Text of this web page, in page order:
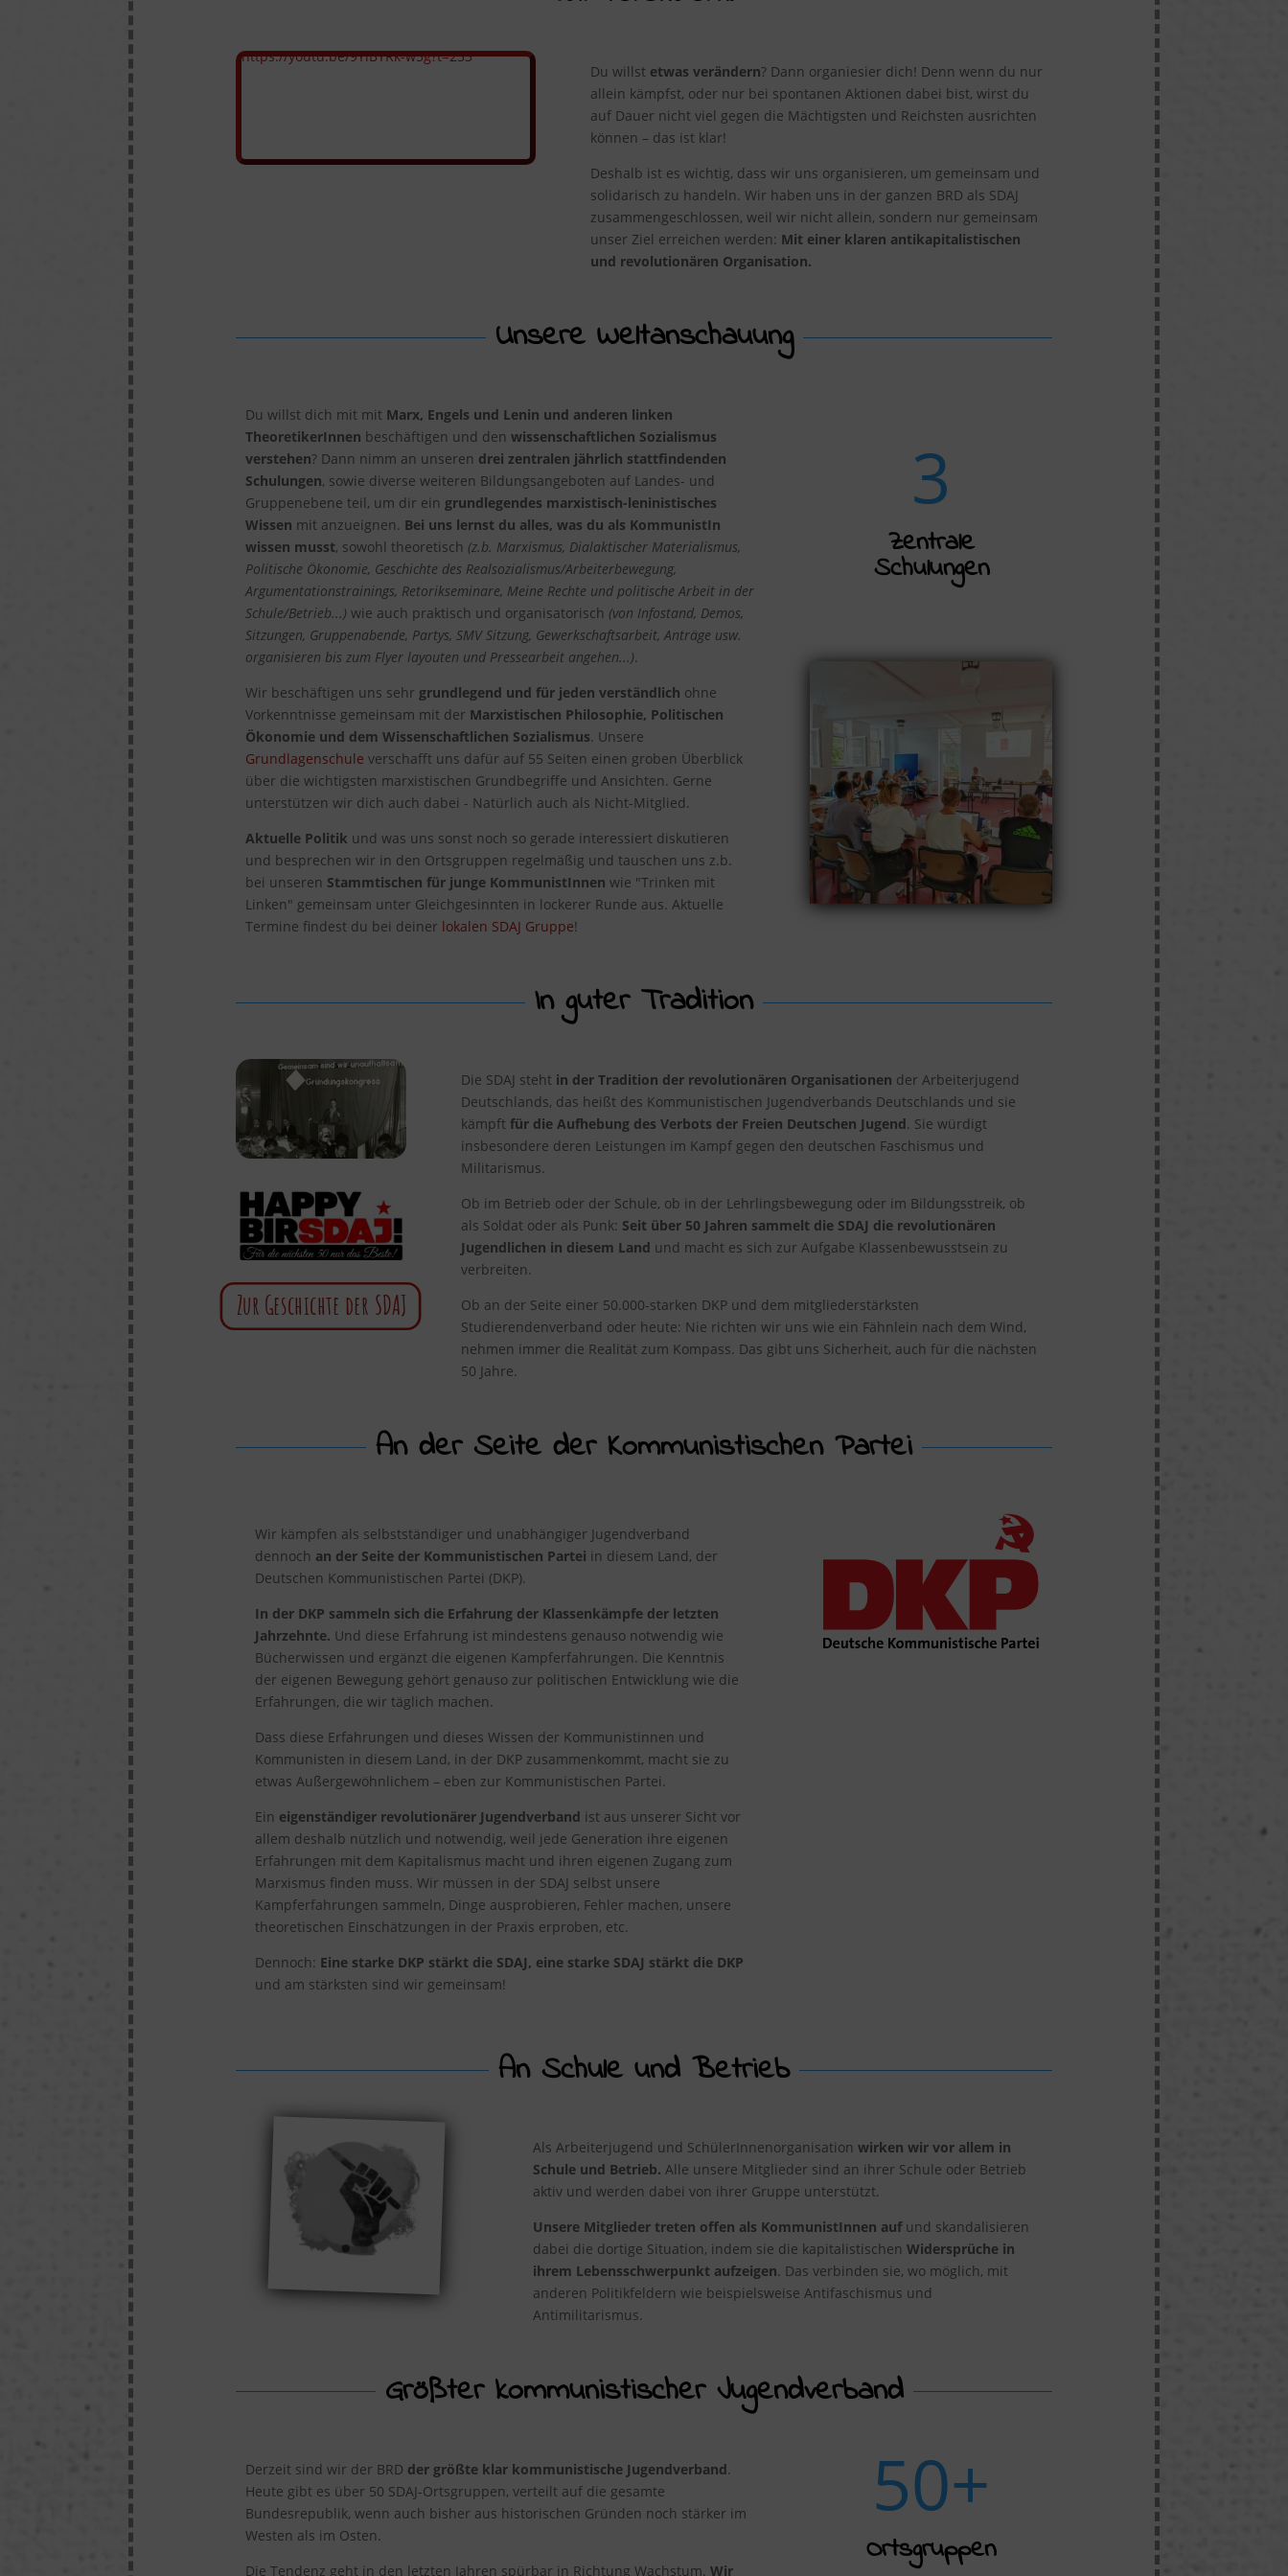
https://youtu.be/9YiBYRk-w5g?t=253
Du willst etwas verändern? Dann organiesier dich! Denn wenn du nur
allein kämpfst, oder nur bei spontanen Aktionen dabei bist, wirst du
auf Dauer nicht viel gegen die Mächtigsten und Reichsten ausrichten
können – das ist klar!
Deshalb ist es wichtig, dass wir uns organisieren, um gemeinsam und
solidarisch zu handeln. Wir haben uns in der ganzen BRD als SDAJ
zusammengeschlossen, weil wir nicht allein, sondern nur gemeinsam
unser Ziel erreichen werden: Mit einer klaren antikapitalistischen
und revolutionären Organisation.
Unsere Weltanschauung
Du willst dich mit mit Marx, Engels und Lenin und anderen linken
TheoretikerInnen beschäftigen und den wissenschaftlichen Sozialismus
verstehen? Dann nimm an unseren drei zentralen jährlich stattfindenden
Schulungen, sowie diverse weiteren Bildungsangeboten auf Landes- und
Gruppenebene teil, um dir ein grundlegendes marxistisch-leninistisches
Wissen mit anzueignen. Bei uns lernst du alles, was du als KommunistIn
wissen musst, sowohl theoretisch (z.b. Marxismus, Dialaktischer Materialismus,
Politische Ökonomie, Geschichte des Realsozialismus/Arbeiterbewegung,
Argumentationstrainings, Retorikseminare, Meine Rechte und politische Arbeit in der
Schule/Betrieb...) wie auch praktisch und organisatorisch (von Infostand, Demos,
Sitzungen, Gruppenabende, Partys, SMV Sitzung, Gewerkschaftsarbeit, Anträge usw.
organisieren bis zum Flyer layouten und Pressearbeit angehen...).
Wir beschäftigen uns sehr grundlegend und für jeden verständlich ohne
Vorkenntnisse gemeinsam mit der Marxistischen Philosophie, Politischen
Ökonomie und dem Wissenschaftlichen Sozialismus. Unsere
Grundlagenschule verschafft uns dafür auf 55 Seiten einen groben Überblick
über die wichtigsten marxistischen Grundbegriffe und Ansichten. Gerne
unterstützen wir dich auch dabei - Natürlich auch als Nicht-Mitglied.
Aktuelle Politik und was uns sonst noch so gerade interessiert diskutieren
und besprechen wir in den Ortsgruppen regelmäßig und tauschen uns z.b.
bei unseren Stammtischen für junge KommunistInnen wie "Trinken mit
Linken" gemeinsam unter Gleichgesinnten in lockerer Runde aus. Aktuelle
Termine findest du bei deiner lokalen SDAJ Gruppe!
3
Zentrale
Schulungen
In guter Tradition
Zur Geschichte der SDAJ
Die SDAJ steht in der Tradition der revolutionären Organisationen der Arbeiterjugend
Deutschlands, das heißt des Kommunistischen Jugendverbands Deutschlands und sie
kämpft für die Aufhebung des Verbots der Freien Deutschen Jugend. Sie würdigt
insbesondere deren Leistungen im Kampf gegen den deutschen Faschismus und
Militarismus.
Ob im Betrieb oder der Schule, ob in der Lehrlingsbewegung oder im Bildungsstreik, ob
als Soldat oder als Punk: Seit über 50 Jahren sammelt die SDAJ die revolutionären
Jugendlichen in diesem Land und macht es sich zur Aufgabe Klassenbewusstsein zu
verbreiten.
Ob an der Seite einer 50.000-starken DKP und dem mitgliederstärksten
Studierendenverband oder heute: Nie richten wir uns wie ein Fähnlein nach dem Wind,
nehmen immer die Realität zum Kompass. Das gibt uns Sicherheit, auch für die nächsten
50 Jahre.
An der Seite der Kommunistischen Partei
Wir kämpfen als selbstständiger und unabhängiger Jugendverband
dennoch an der Seite der Kommunistischen Partei in diesem Land, der
Deutschen Kommunistischen Partei (DKP).
In der DKP sammeln sich die Erfahrung der Klassenkämpfe der letzten
Jahrzehnte. Und diese Erfahrung ist mindestens genauso notwendig wie
Bücherwissen und ergänzt die eigenen Kampferfahrungen. Die Kenntnis
der eigenen Bewegung gehört genauso zur politischen Entwicklung wie die
Erfahrungen, die wir täglich machen.
Dass diese Erfahrungen und dieses Wissen der Kommunistinnen und
Kommunisten in diesem Land, in der DKP zusammenkommt, macht sie zu
etwas Außergewöhnlichem – eben zur Kommunistischen Partei.
Ein eigenständiger revolutionärer Jugendverband ist aus unserer Sicht vor
allem deshalb nützlich und notwendig, weil jede Generation ihre eigenen
Erfahrungen mit dem Kapitalismus macht und ihren eigenen Zugang zum
Marxismus finden muss. Wir müssen in der SDAJ selbst unsere
Kampferfahrungen sammeln, Dinge ausprobieren, Fehler machen, unsere
theoretischen Einschätzungen in der Praxis erproben, etc.
Dennoch: Eine starke DKP stärkt die SDAJ, eine starke SDAJ stärkt die DKP
und am stärksten sind wir gemeinsam!
An Schule und Betrieb
Als Arbeiterjugend und SchülerInnenorganisation wirken wir vor allem in
Schule und Betrieb. Alle unsere Mitglieder sind an ihrer Schule oder Betrieb
aktiv und werden dabei von ihrer Gruppe unterstützt.
Unsere Mitglieder treten offen als KommunistInnen aufund skandalisieren
dabei die dortige Situation, indem sie die kapitalistischen Widersprüche in
ihrem Lebensschwerpunkt aufzeigen. Das verbinden sie, wo möglich, mit
anderen Politikfeldern wie beispielsweise Antifaschismus und
Antimilitarismus.
Größter kommunistischer Jugendverband
Derzeit sind wir der BRD der größte klar kommunistische Jugendverband.
Heute gibt es über 50 SDAJ-Ortsgruppen, verteilt auf die gesamte
Bundesrepublik, wenn auch bisher aus historischen Gründen noch stärker im
Westen als im Osten.
Die Tendenz geht in den letzten Jahren spürbar in Richtung Wachstum. Wir
50+
Ortsgruppen